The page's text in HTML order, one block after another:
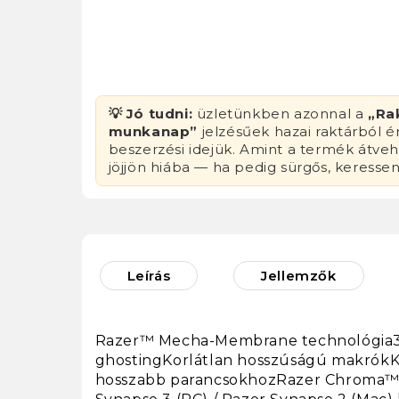
💡 Jó tudni: üzletünkben azonnal a
munkanap” jelzésűek hazai raktárból
beszerzési idejük. Amint a termék
jöjjön hiába — ha pedig sürgős,
Leírás Jellemzők
Razer™ Mecha-Membrane
ghostingKorlátlan hosszúságú
hosszabb parancsokhozRazer